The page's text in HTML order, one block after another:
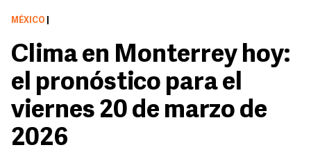
MÉXICO
Clima en Monterrey hoy:
el pronóstico para el
viernes 20 de marzo de
2026